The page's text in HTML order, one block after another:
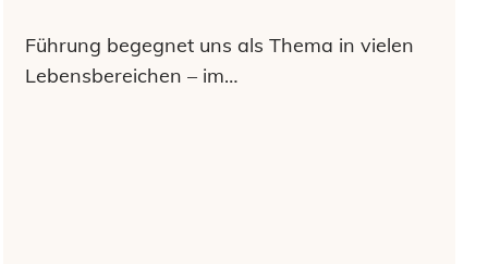
Führung begegnet uns als Thema in vielen
Lebensbereichen – im…